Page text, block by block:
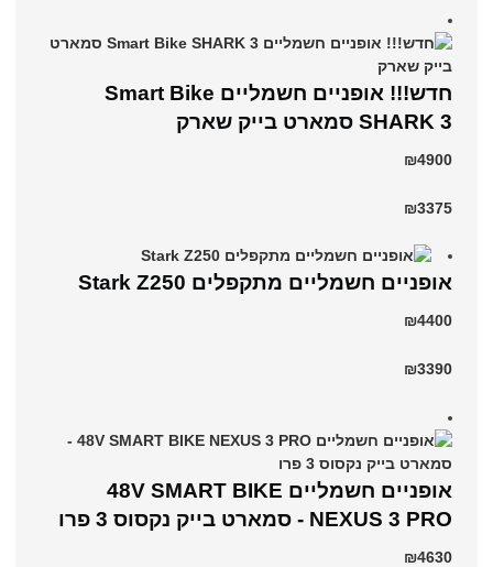
חדש!!! אופניים חשמליים Smart Bike
SHARK 3 סמארט בייק שארק
₪4900
₪3375
‏אופניים חשמליים ‏מתקפלים Stark Z250
₪4400
₪3390
אופניים חשמליים 48V SMART BIKE
NEXUS 3 PRO - סמארט בייק נקסוס 3 פרו
₪4630